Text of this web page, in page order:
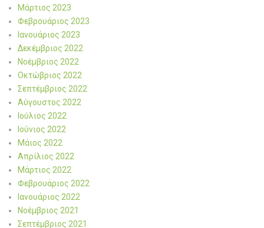
Μάρτιος 2023
Φεβρουάριος 2023
Ιανουάριος 2023
Δεκέμβριος 2022
Νοέμβριος 2022
Οκτώβριος 2022
Σεπτέμβριος 2022
Αύγουστος 2022
Ιούλιος 2022
Ιούνιος 2022
Μάιος 2022
Απρίλιος 2022
Μάρτιος 2022
Φεβρουάριος 2022
Ιανουάριος 2022
Νοέμβριος 2021
Σεπτέμβριος 2021